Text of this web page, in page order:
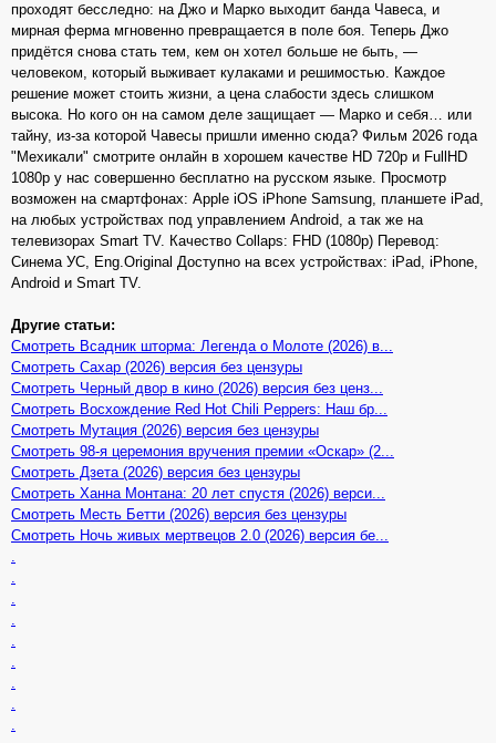
проходят бесследно: на Джо и Марко выходит банда Чавеса, и
мирная ферма мгновенно превращается в поле боя. Теперь Джо
придётся снова стать тем, кем он хотел больше не быть, —
человеком, который выживает кулаками и решимостью. Каждое
решение может стоить жизни, а цена слабости здесь слишком
высока. Но кого он на самом деле защищает — Марко и себя… или
тайну, из-за которой Чавесы пришли именно сюда? Фильм 2026 года
"Мехикали" смотрите онлайн в хорошем качестве HD 720p и FullHD
1080p у нас совершенно бесплатно на русском языке. Просмотр
возможен на смартфонах: Apple iOS iPhone Samsung, планшете iPad,
на любых устройствах под управлением Android, а так же на
телевизорах Smart TV. Качество Collaps: FHD (1080p) Перевод:
Синема УС, Eng.Original Доступно на всех устройствах: iPad, iPhone,
Android и Smart TV.
Другие статьи:
Смотреть Всадник шторма: Легенда о Молоте (2026) в...
Смотреть Сахар (2026) версия без цензуры
Смотреть Черный двор в кино (2026) версия без ценз...
Смотреть Восхождение Red Hot Chili Peppers: Наш бр...
Смотреть Мутация (2026) версия без цензуры
Смотреть 98-я церемония вручения премии «Оскар» (2...
Смотреть Дзета (2026) версия без цензуры
Смотреть Ханна Монтана: 20 лет спустя (2026) верси...
Смотреть Месть Бетти (2026) версия без цензуры
Смотреть Ночь живых мертвецов 2.0 (2026) версия бе...
.
.
.
.
.
.
.
.
.